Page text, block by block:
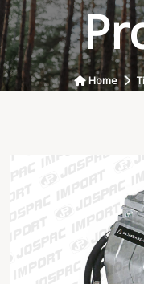
Home